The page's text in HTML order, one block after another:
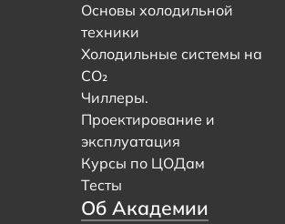
Основы холодильной
техники
Холодильные системы на
CO₂
Чиллеры.
Проектирование и
эксплуатация
Курсы по ЦОДам
Тесты
Об Академии